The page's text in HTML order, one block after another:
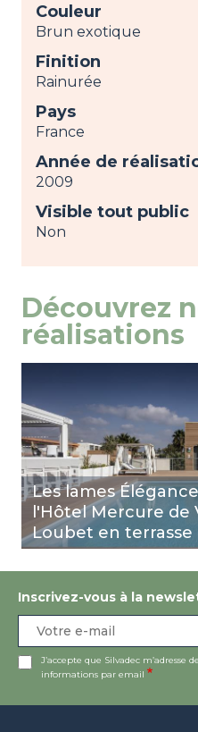
Couleur
Brun exotique
Finition
Rainurée
Pays
France
Année de
2009
Visible tout public
Non
Découvrez
réalisations
Les lames
l'Hôtel Mercure de
Loubet en terrasse
Inscrivez-vous à la
J’accepte que Silvadec m’adresse
informations par email